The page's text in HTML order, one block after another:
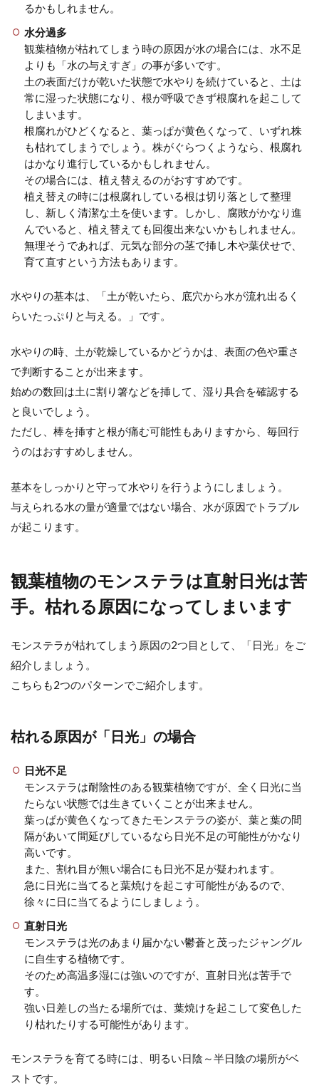
人工観葉植物と造花の人気の種類と
選び方について解説します
観葉植物や鉢植えのお花を部屋に飾ってみた
ない人も多いでしょう...
ポトスタワーの作り方。植え替えの
コツや支柱の上手な使い方
観葉植物のポトスは丈夫な植物で、室内のイ
ンテリアとしても人気です。成長が盛んで、
庭のフェニックス、観葉植物が枯れ
庭に観葉植物のフェニックスをシンボルツリ
と葉を広げ南国の雰囲...
観葉植物で風水からみる寝室に置き
たい物とその効果
ている方もいます。 ...
ユッカは人気の観葉植物！育て方と
ユッカは観葉植物の中でも人気の高い植物で
るかもしれません。
水分過多
観葉植物が枯れてしまう時の原因が水の場合には、水不足
よりも「水の与えすぎ」の事が多いです。
土の表面だけが乾いた状態で水やりを続けていると、土は
常に湿った状態になり、根が呼吸できず根腐れを起こして
しまいます。
根腐れがひどくなると、葉っぱが黄色くなって、いずれ株
も枯れてしまうでしょう。株がぐらつくようなら、根腐れ
はかなり進行しているかもしれません。
その場合には、植え替えるのがおすすめです。
植え替えの時には根腐れしている根は切り落として整理
し、新しく清潔な土を使います。しかし、腐敗がかなり進
んでいると、植え替えても回復出来ないかもしれません。
無理そうであれば、元気な部分の茎で挿し木や葉伏せで、
育て直すという方法もあります。
水やりの基本は、「土が乾いたら、底穴から水が流れ出るく
らいたっぷりと与える。」です。
水やりの時、土が乾燥しているかどうかは、表面の色や重さ
で判断することが出来ます。
始めの数回は土に割り箸などを挿して、湿り具合を確認する
と良いでしょう。
ただし、棒を挿すと根が痛む可能性もありますから、毎回行
うのはおすすめしません。
基本をしっかりと守って水やりを行うようにしましょう。
与えられる水の量が適量ではない場合、水が原因でトラブル
が起こります。
観葉植物のモンステラは直射日光は苦
手。枯れる原因になってしまいます
モンステラが枯れてしまう原因の2つ目として、「日光」をご
紹介しましょう。
こちらも2つのパターンでご紹介します。
枯れる原因が「日光」の場合
日光不足
モンステラは耐陰性のある観葉植物ですが、全く日光に当
たらない状態では生きていくことが出来ません。
葉っぱが黄色くなってきたモンステラの姿が、葉と葉の間
隔があいて間延びしているなら日光不足の可能性がかなり
高いです。
また、割れ目が無い場合にも日光不足が疑われます。
急に日光に当てると葉焼けを起こす可能性があるので、
徐々に日に当てるようにしましょう。
直射日光
モンステラは光のあまり届かない鬱蒼と茂ったジャングル
に自生する植物です。
そのため高温多湿には強いのですが、直射日光は苦手で
す。
強い日差しの当たる場所では、葉焼けを起こして変色した
り枯れたりする可能性があります。
モンステラを育てる時には、明るい日陰～半日陰の場所がベ
ストです。